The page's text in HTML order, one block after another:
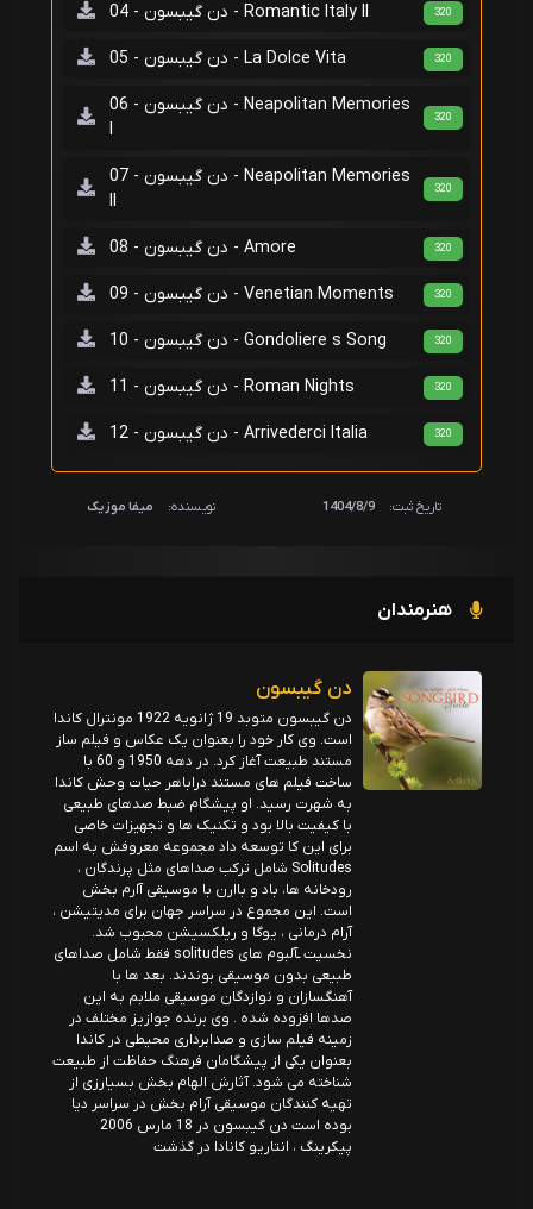
دن گیبسون - 04 - Romantic Italy II 320
دن گیبسون - 05 - La Dolce Vita 320
دن گیبسون - 06 - Neapolitan Memories
I
320
دن گیبسون - 07 - Neapolitan Memories
II
320
دن گیبسون - 08 - Amore 320
دن گیبسون - 09 - Venetian Moments 320
دن گیبسون - 10 - Gondoliere s Song 320
دن گیبسون - 11 - Roman Nights 320
دن گیبسون - 12 - Arrivederci Italia 320
تاریخ ثبت: 1404/8/9 نویسنده: میفا موزیک
هنرمندان
دن گیبسون
دن گیبسون متوبد 19 ژانویه 1922 مونترال کاندا
است. وی کار خود را بعنوان یک عکاس و فیلم ساز
مستند طبیعت آغاز کرد. در دهه 1950 و 60 با
ساخت فیلم های مستند دراباهر حیات وحش کاندا
به شهرت رسید. او پیشگام ضبط صدهای طبیعی
با کیفیت بالا بود و تکنیک ها و تجهیزات خاصی
برای این کا توسعه داد مجموعه معروفش به اسم
Solitudes شامل ترکب صداهای مثل پرندگان ،
رودخانه ها، باد و باارن با موسیقی آارم بخش
است. این مجموع در سراسر جهان برای مدیتیشن ،
آرام درمانی ، یوگا و ریلکسیشن محبوب شد.
نخسیت ـآلبوم های solitudes فقط شامل صداهای
طبیعی بدون موسیقی بوندند. بعد ها با
آهنگسازان و نوازدگان موسیقی ملابم به این
صدها افزوده شده . وی برنده جوازیز مختلف در
زمینه فیلم سازی و صدابرداری محیطی در کاندا
بعنوان یکی از پیشگامان فرهنگ حفاظت از طبیعت
شناخته می شود. آثارش الهام بخش بسیارزی از
تهیه کنندگان موسیقی آرام بخش در سراسر دیا
بوده است دن گیبسون در 18 مارس 2006
پیکرینگ ، انتاریو کانادا در گذشت